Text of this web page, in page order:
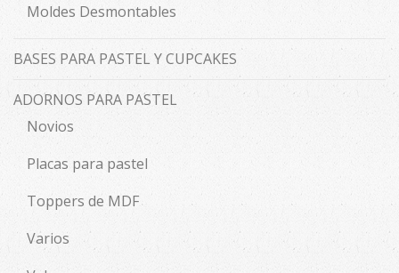
Moldes Desmontables
BASES PARA PASTEL Y CUPCAKES
ADORNOS PARA PASTEL
Novios
Placas para pastel
Toppers de MDF
Varios